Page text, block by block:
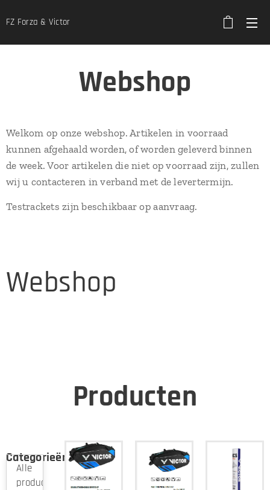
FZ Forza & Victor
Webshop
Welkom op onze webshop. Artikelen in voorraad
kunnen afgehaald worden, of worden geleverd binnen
de week. Voor artikelen die niet op voorraad zijn, zullen
wij u contacteren in verband met de levertermijn.
Testrackets zijn beschikbaar op aanvraag.
Webshop
Producten
Categorieën
Alle
producten